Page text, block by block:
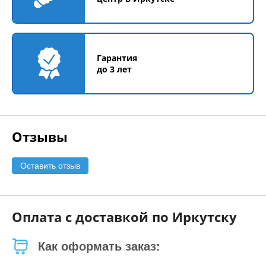
Гарантия
до 3 лет
Отзывы
Оставить отзыв
Оплата с доставкой по Иркутску
Как оформать заказ: